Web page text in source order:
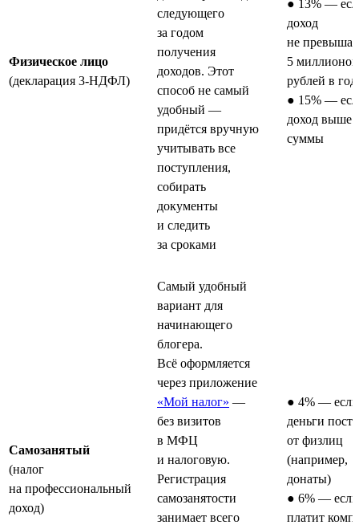
Физическое лицо
(декларация 3-НДФЛ)
следующего
за годом
получения
доходов. Этот
способ не самый
удобный —
придётся вручную
учитывать все
поступления,
собирать
документы
и следить
за сроками
● 13% —
доход
не
5 миллионов
рублей в год
● 15% —
доход выше
суммы
Самозанятый
(налог
на профессиональный
доход)
Самый удобный
вариант для
начинающего
блогера.
Всё оформляется
через приложение
«Мой налог» —
без визитов
в МФЦ
и налоговую.
Регистрация
самозанятости
занимает всего
● 4% — если
деньги
от физлиц
(например,
донаты)
● 6% — если
платит